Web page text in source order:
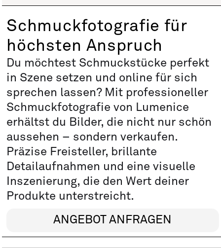
Schmuckfotografie für
höchsten Anspruch
Du möchtest Schmuckstücke perfekt
in Szene setzen und online für sich
sprechen lassen? Mit professioneller
Schmuckfotografie von Lumenice
erhältst du Bilder, die nicht nur schön
aussehen – sondern verkaufen.
Präzise Freisteller, brillante
Detailaufnahmen und eine visuelle
Inszenierung, die den Wert deiner
Produkte unterstreicht.
ANGEBOT ANFRAGEN